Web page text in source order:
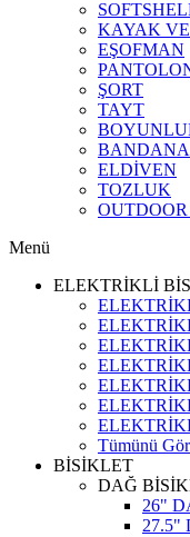
KAYAK
EŞOFMAN
ŞORT
TAYT
BANDANA
ELDİVEN
TOZLUK
Menü
ELEKTRİKLİ
Tümünü Gör
BİSİKLET
DAĞ
26"
27.5"